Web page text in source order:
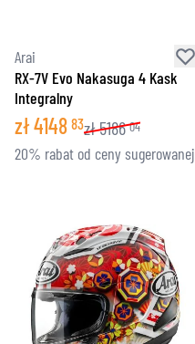
Arai
RX-7V Evo Nakasuga 4 Kask
Integralny
zł4148 83zł5186 04
20% rabat od ceny sugerowanej